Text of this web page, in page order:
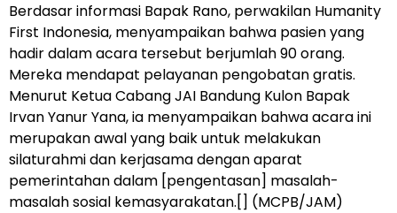
Berdasar informasi Bapak Rano, perwakilan Humanity
First Indonesia, menyampaikan bahwa pasien yang
hadir dalam acara tersebut berjumlah 90 orang.
Mereka mendapat pelayanan pengobatan gratis.
Menurut Ketua Cabang JAI Bandung Kulon Bapak
Irvan Yanur Yana, ia menyampaikan bahwa acara ini
merupakan awal yang baik untuk melakukan
silaturahmi dan kerjasama dengan aparat
pemerintahan dalam [pengentasan] masalah-
masalah sosial kemasyarakatan.[] (MCPB/JAM)